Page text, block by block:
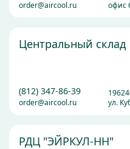
order@aircool.ru
офис
Центральный склад
(812) 347-86-39
order@aircool.ru
ул.
РДЦ "ЭЙРКУЛ-НН"